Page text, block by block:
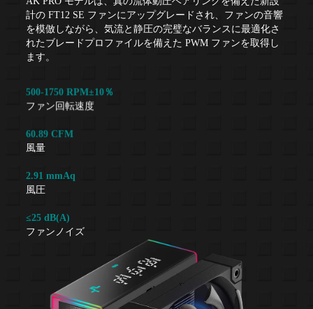
計の FT12 SE ファンにアップグレードされ、ファンの音響
を模倣しながら、気流と静圧の完璧なバランスに最適化さ
れたブレードプロファイルを備えた PWM ファンを取得し
ます。
500-1750 RPM±10％
ファン回転速度
60.89 CFM
風量
2.91 mmAq
風圧
≤25 dB(A)
ファンノイズ